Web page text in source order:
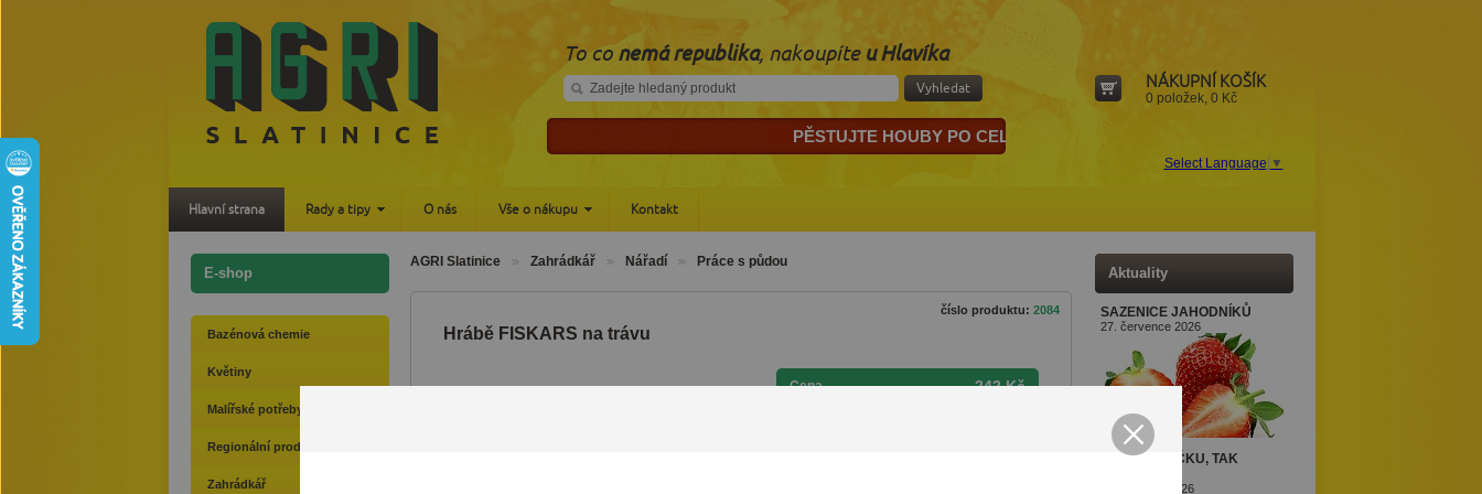
AGRI Slatinice Zahrádkář Nářadí Práce s půdou
Hrábě FISKARS na trávu
číslo produktu: 2084
Cena 242Kč
E-shop
Bazénová chemie
Květiny
Malířské potřeby
Regionální produkty
Zahrádkář
Aktuality
SAZENICE JAHODNÍKŮ
27. července 2026
KDYŽ SAZEČKU, TAK
1. července 2026
PĚSTUJTE HOUBY PO CELÝ ROK V POHODLÍ SVÉHO DOMOVA
To conemá republika, nakoupíte u Hlavíka
Vyhledat NÁKUPNÍ KOŠÍK
0 položek, 0 Kč
Select Language ▼
Hlavní strana Rady a tipy O nás Vše o nákupu Kontakt